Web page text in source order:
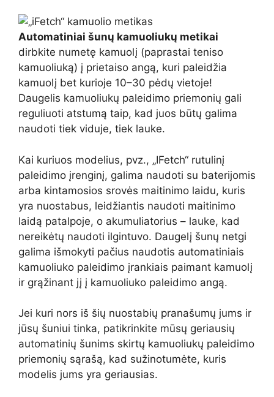
Automatiniai šunų kamuoliukų metikai
dirbkite numetę kamuolį (paprastai teniso
kamuoliuką) į prietaiso angą, kuri paleidžia
kamuolį bet kurioje 10–30 pėdų vietoje!
Daugelis kamuoliukų paleidimo priemonių gali
reguliuoti atstumą taip, kad juos būtų galima
naudoti tiek viduje, tiek lauke.
Kai kuriuos modelius, pvz., „IFetch“ rutulinį
paleidimo įrenginį, galima naudoti su baterijomis
arba kintamosios srovės maitinimo laidu, kuris
yra nuostabus, leidžiantis naudoti maitinimo
laidą patalpoje, o akumuliatorius – lauke, kad
nereikėtų naudoti ilgintuvo. Daugelį šunų netgi
galima išmokyti pačius naudotis automatiniais
kamuoliuko paleidimo įrankiais paimant kamuolį
ir grąžinant jį į kamuoliuko paleidimo angą.
Jei kuri nors iš šių nuostabių pranašumų jums ir
jūsų šuniui tinka, patikrinkite mūsų geriausių
automatinių šunims skirtų kamuoliukų paleidimo
priemonių sąrašą, kad sužinotumėte, kuris
modelis jums yra geriausias.